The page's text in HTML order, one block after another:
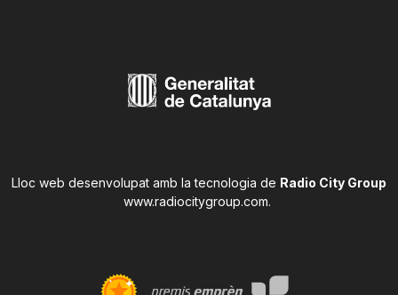
Lloc web desenvolupat amb la tecnologia de Radio City Group
www.radiocitygroup.com.